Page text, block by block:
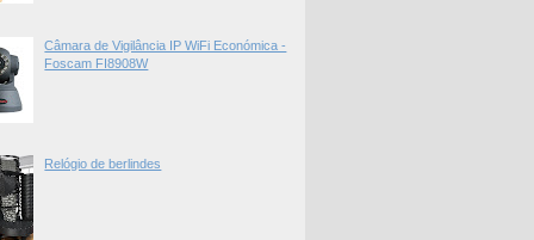
Câmara de Vigilância IP WiFi Económica -
Foscam FI8908W
Relógio de berlindes